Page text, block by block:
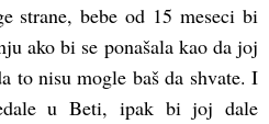
strane, bebe od 15 meseci bi
ako bi se ponašala kao da joj
to nisu mogle baš da shvate. I
u Beti, ipak bi joj dale